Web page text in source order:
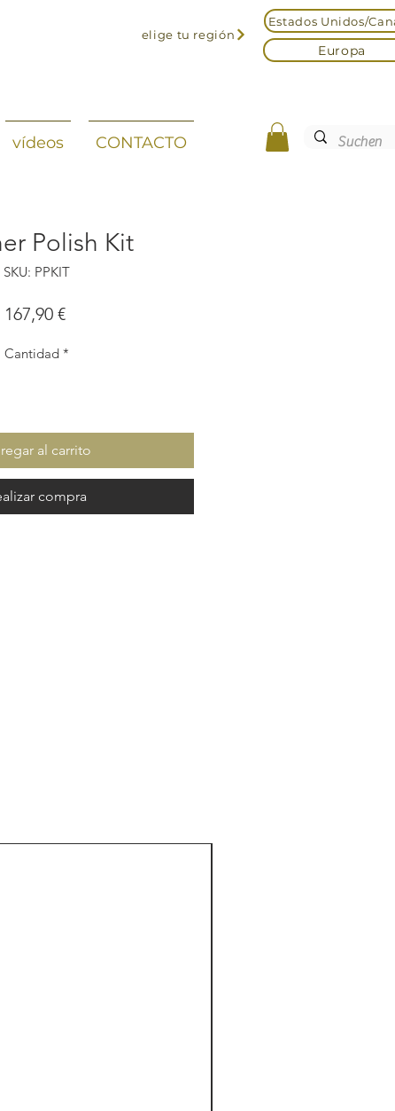
elige tu región
Estados Unidos/
Europa
vídeos CONTACTO
Polish Kit
SKU: PPKIT
167,90 €Precio
Cantidad *
al carrito
compra